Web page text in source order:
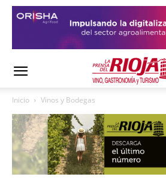
Inicio Vinos y Bodegas